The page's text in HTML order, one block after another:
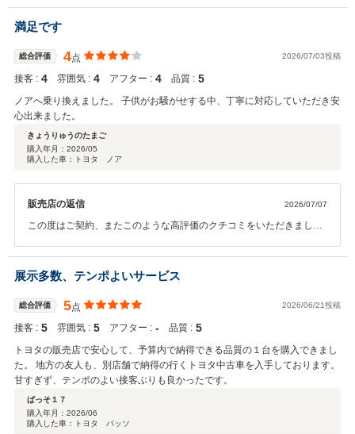
購入できたとのことで、何よりでございます。広くなると思いますの
で、皆様でお出かけ楽しんでください！こちらこそありがとうござい
ました。今後ともよろしくお願いいたします。
満足です
総合評価 4点 2026/07/03投稿
接客 : 4 雰囲気 : 4 アフター : 4 品質 : 5
ノアへ乗り換えました。 子供がお騒がせする中、丁寧に対応していただき安
心出来ました。
きょうりゅうのたまご
購入年月： 2026/05
購入した車：トヨタ ノア
販売店の返信 2026/07/07
この度はご契約、またこのような高評価のクチコミをいただきまして
ているため、ご家族でご来店いただくお客様もおおくお子様にも喜ん
でいただけたようで、弊社としても嬉しい限りでございます。また今
後のメンテナンスや、次回お車をお買い求めになる際もぜひお手伝い
させて頂ければ幸いです。何卒宜しくお願い致します。
展示多数、テンポよいサービス
総合評価 5点 2026/06/21投稿
接客 : 5 雰囲気 : 5 アフター : ‐ 品質 : 5
トヨタの販売店で安心して、予算内で納得できる品質の１台を購入できまし
た。 地方の友人も、別店舗で納得の行くトヨタ中古車を入手しております。
甘すぎず、テンポのよい接客ぶりも良かったです。
ぱっそ１７
購入年月： 2026/06
購入した車：トヨタ パッソ